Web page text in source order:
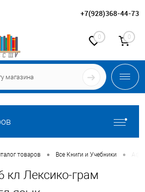
+7(928)368-44-73
0 0
товаров • Все Книги и Учебники •
кл Лексико-грам